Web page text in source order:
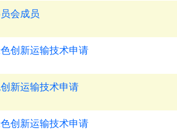
会成员
创新运输技术申请
新运输技术申请
创新运输技术申请